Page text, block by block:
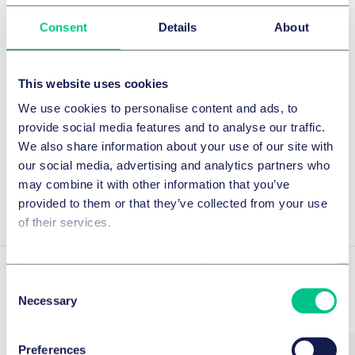
Consent Details About
This website uses cookies
We use cookies to personalise content and ads, to
provide social media features and to analyse our traffic.
We also share information about your use of our site with
our social media, advertising and analytics partners who
may combine it with other information that you’ve
provided to them or that they’ve collected from your use
of their services.
Selection
Necessary
Preferences
Details
Details
Experience